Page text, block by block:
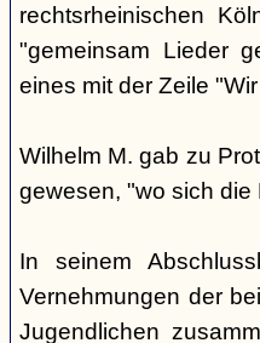
rechtsrheinischen
"gemeinsam Lieder
eines mit der Zeile
Wilhelm M. gab zu
gewesen, "wo sich die
In seinem
Vernehmungen der
Jugendlichen